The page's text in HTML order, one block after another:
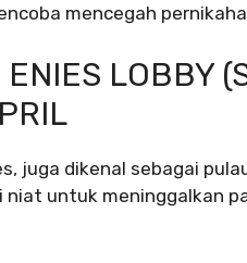
mencegah
LOBBY
juga dikenal sebagai
untuk meninggalkan